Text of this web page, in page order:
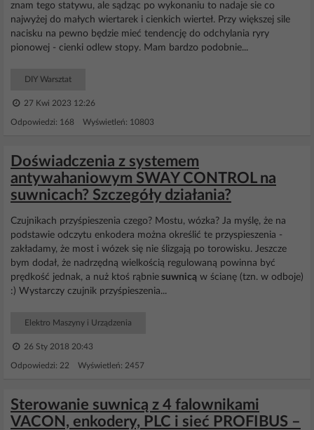
znam tego statywu, ale sądząc po wykonaniu to nadaje sie co
najwyżej do małych wiertarek i cienkich wierteł. Przy większej sile
nacisku na pewno będzie mieć tendencję do odchylania ryry
pionowej - cienki odlew stopy. Mam bardzo podobnie...
DIY Warsztat
27 Kwi 2023 12:26
Odpowiedzi: 168 Wyświetleń: 10803
Doświadczenia z systemem
antywahaniowym SWAY CONTROL na
suwnicach? Szczegóły działania?
Czujnikach przyśpieszenia czego? Mostu, wózka? Ja myślę, że na
podstawie odczytu enkodera można określić te przyspieszenia -
zakładamy, że most i wózek się nie ślizgają po torowisku. Jeszcze
bym dodał, że nadrzędną wielkością regulowaną powinna być
prędkość jednak, a nuż ktoś rąbnie suwnicą w ścianę (tzn. w odboje)
:) Wystarczy czujnik przyśpieszenia...
Elektro Maszyny i Urządzenia
26 Sty 2018 20:43
Odpowiedzi: 22 Wyświetleń: 2457
Sterowanie suwnicą z 4 falownikami
VACON, enkodery, PLC i sieć PROFIBUS –